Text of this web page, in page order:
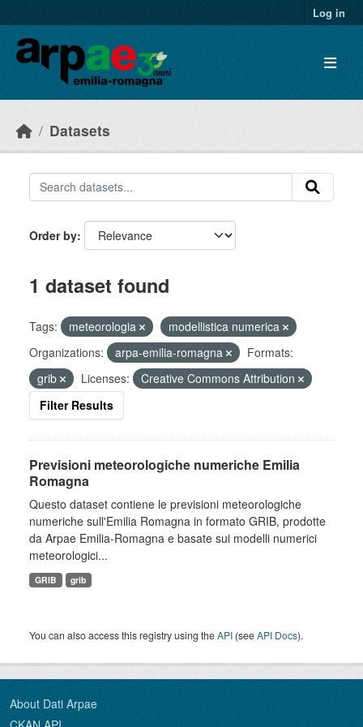
Log in
Datasets
Order by
1 dataset found
Tags: meteorologia
modellistica numerica
Organizations:
arpa-emilia-romagna
Formats:
grib
Licenses:
Creative Commons Attribution
Filter Results
Previsioni meteorologiche numeriche Emilia
Romagna
Questo dataset contiene le previsioni meteorologiche
numeriche sull'Emilia Romagna in formato GRIB, prodotte
da Arpae Emilia-Romagna e basate sui modelli numerici
meteorologici...
GRIB grib
You can also access this registry using theAPI (seeAPI Docs).
About Dati Arpae